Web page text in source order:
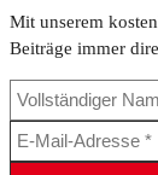
Mit unserem
Beiträge immer